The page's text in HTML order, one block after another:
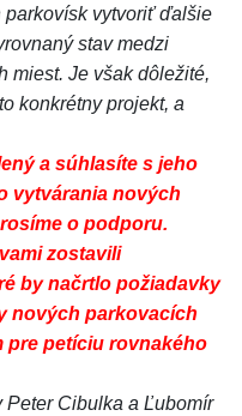
parkovísk vytvoriť ďalšie
stav medzi
miest. Je však dôležité,
konkrétny projekt, a
a súhlasíte s jeho
vytvárania nových
o podporu.
zostavili
by načrtlo požiadavky
nových parkovacích
pre petíciu rovnakého
Cibulka a Ľubomír